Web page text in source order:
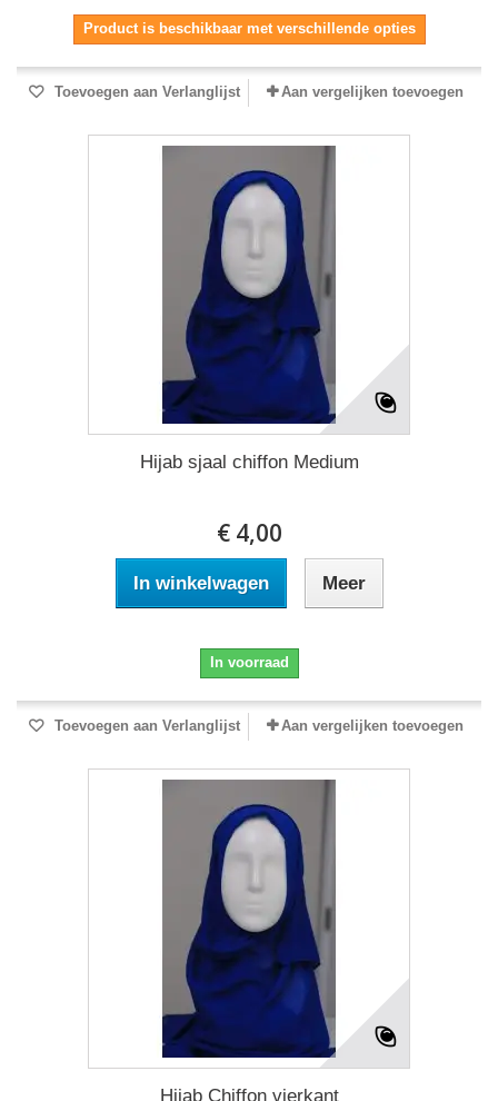
Product is beschikbaar met verschillende opties
Toevoegen aan Verlanglijst Aan vergelijken toevoegen
Hijab sjaal chiffon Medium
€ 4,00
In winkelwagen Meer
In voorraad
Toevoegen aan Verlanglijst Aan vergelijken toevoegen
Hijab Chiffon vierkant